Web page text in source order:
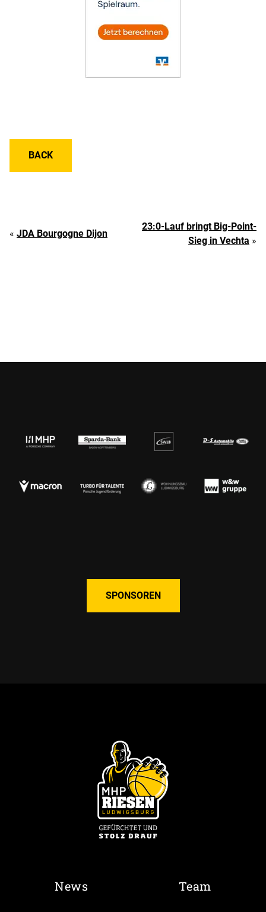
BACK
« JDA Bourgogne Dijon
23:0-Lauf bringt Big-Point-
Sieg in Vechta »
SPONSOREN
News Team